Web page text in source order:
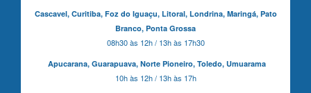
Cascavel, Curitiba,Foz do Iguaçu, Litoral, Londrina, Maringá, Pato
Branco, Ponta Grossa
08h30 às 12h / 13h às 17h30
Apucarana, Guarapuava, Norte Pioneiro, Toledo, Umuarama
10h às 12h / 13h às 17h